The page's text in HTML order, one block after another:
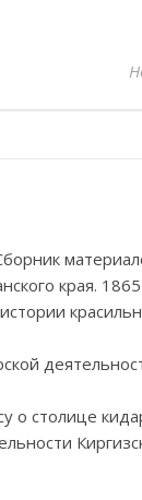
края.
о столице